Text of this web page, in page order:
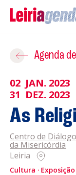
Agenda
Sobre
Promotores
Clubes
Contactos
Agenda
02 JAN. 2023
31 DEZ. 2023
As
Centro de
da Misericórdia
Leiria
Cultura Exposição
Adicionar
ROTEIROS